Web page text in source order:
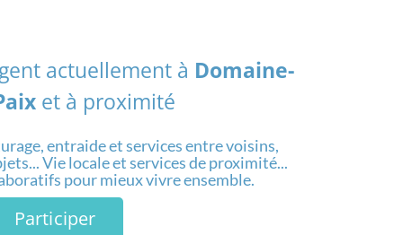
actuellement à Domaine-
et à proximité
entraide et services entre voisins,
Vie locale et services de proximité...
pour mieux vivre ensemble.
Participer